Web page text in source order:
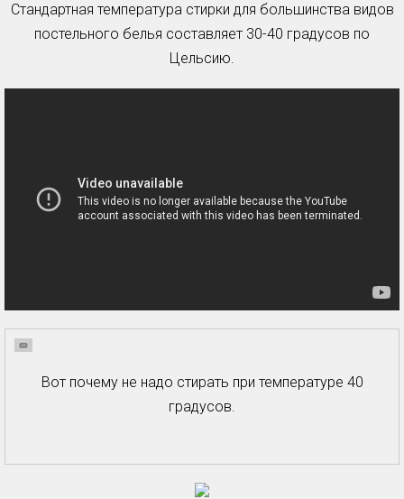
Стандартная температура стирки для большинства видов
постельного белья составляет 30-40 градусов по
Цельсию.
Вот почему не надо стирать при температуре 40
градусов.